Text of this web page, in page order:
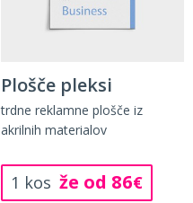
Plošče pleksi
trdne reklamne plošče iz
akrilnih materialov
1 kos že od 86€